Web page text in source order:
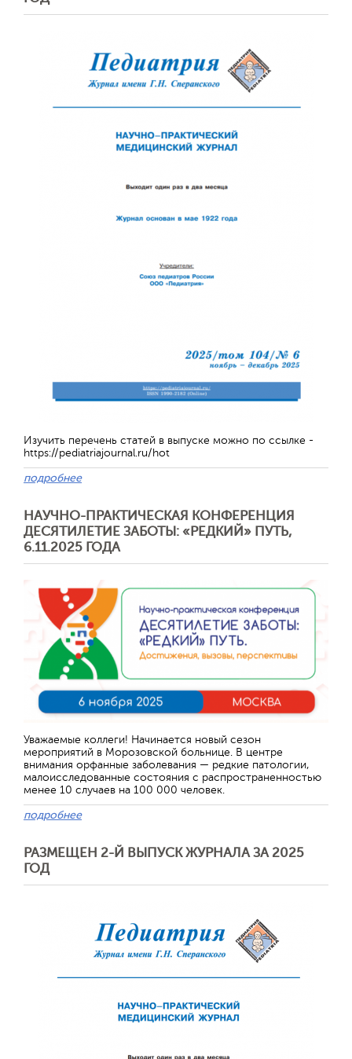
Изучить перечень статей в выпуске можно по ссылке -
https://pediatriajournal.ru/hot
подробнее
НАУЧНО-ПРАКТИЧЕСКАЯ КОНФЕРЕНЦИЯ
ДЕСЯТИЛЕТИЕ ЗАБОТЫ: «РЕДКИЙ» ПУТЬ,
6.11.2025 ГОДА
Уважаемые коллеги! Начинается новый сезон
мероприятий в Морозовской больнице. В центре
внимания орфанные заболевания — редкие патологии,
малоисследованные состояния с распространенностью
менее 10 случаев на 100 000 человек.
подробнее
РАЗМЕЩЕН 2-Й ВЫПУСК ЖУРНАЛА ЗА 2025
ГОД
Обратная
Отправить